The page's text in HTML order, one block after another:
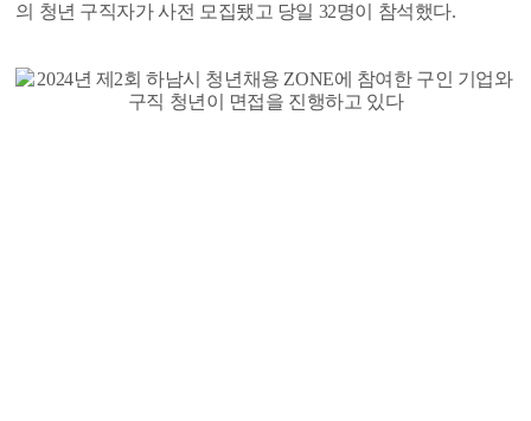
의 청년 구직자가 사전 모집됐고 당일 32명이 참석했다.